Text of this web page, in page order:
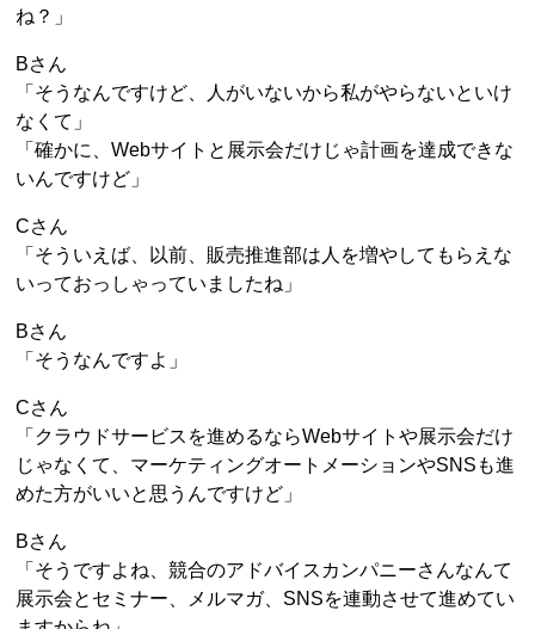
ね？」
Bさん
「そうなんですけど、人がいないから私がやらないといけ
なくて」
「確かに、Webサイトと展示会だけじゃ計画を達成できな
いんですけど」
Cさん
「そういえば、以前、販売推進部は人を増やしてもらえな
いっておっしゃっていましたね」
Bさん
「そうなんですよ」
Cさん
「クラウドサービスを進めるならWebサイトや展示会だけ
じゃなくて、マーケティングオートメーションやSNSも進
めた方がいいと思うんですけど」
Bさん
「そうですよね、競合のアドバイスカンパニーさんなんて
展示会とセミナー、メルマガ、SNSを連動させて進めてい